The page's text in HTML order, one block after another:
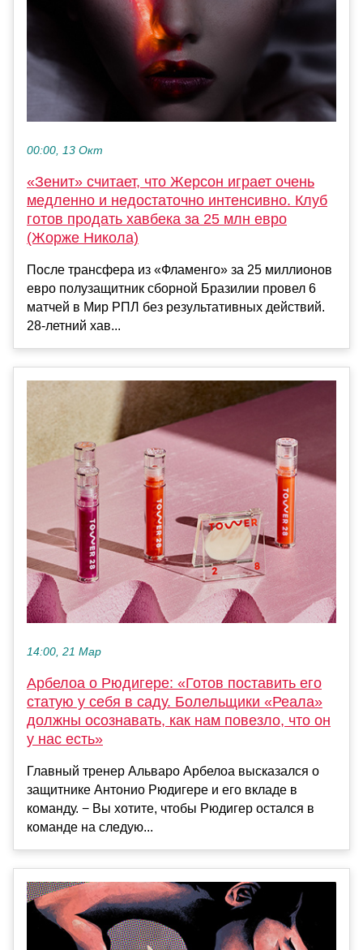
00:00, 13 Окт
«Зенит» считает, что Жерсон играет очень
медленно и недостаточно интенсивно. Клуб
готов продать хавбека за 25 млн евро
(Жорже Никола)
После трансфера из «Фламенго» за 25 миллионов
евро полузащитник сборной Бразилии провел 6
матчей в Мир РПЛ без результативных действий.
28-летний хав...
14:00, 21 Мар
Арбелоа о Рюдигере: «Готов поставить его
статую у себя в саду. Болельщики «Реала»
должны осознавать, как нам повезло, что он
у нас есть»
Главный тренер Альваро Арбелоа высказался о
защитнике Антонио Рюдигере и его вкладе в
команду. − Вы хотите, чтобы Рюдигер остался в
команде на следую...